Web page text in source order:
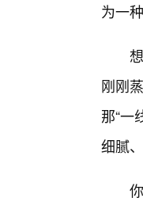
为一
刚刚
那“一
细腻